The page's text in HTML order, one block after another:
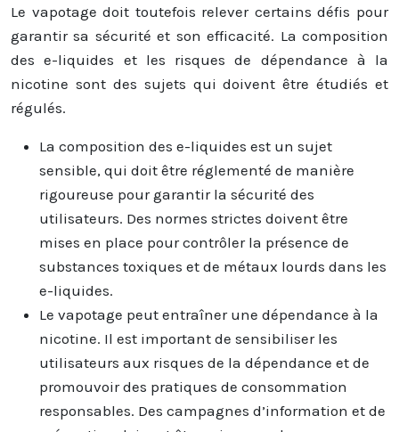
Le vapotage doit toutefois relever certains défis pour
garantir sa sécurité et son efficacité. La composition
des e-liquides et les risques de dépendance à la
nicotine sont des sujets qui doivent être étudiés et
régulés.
La composition des e-liquides est un sujet
sensible, qui doit être réglementé de manière
rigoureuse pour garantir la sécurité des
utilisateurs. Des normes strictes doivent être
mises en place pour contrôler la présence de
substances toxiques et de métaux lourds dans les
e-liquides.
Le vapotage peut entraîner une dépendance à la
nicotine. Il est important de sensibiliser les
utilisateurs aux risques de la dépendance et de
promouvoir des pratiques de consommation
responsables. Des campagnes d’information et de